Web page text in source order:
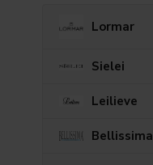
Lormar
Sielei
Leilieve
Bellissima